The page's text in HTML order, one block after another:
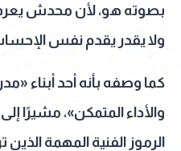
بصوته هو، لأن محدش يعرف
ولا يقدر يقدم نفس
كما وصفه بأنه أحد أبناء
والأداء المتمكن»، مشيرًا
الرموز الفنية المهمة